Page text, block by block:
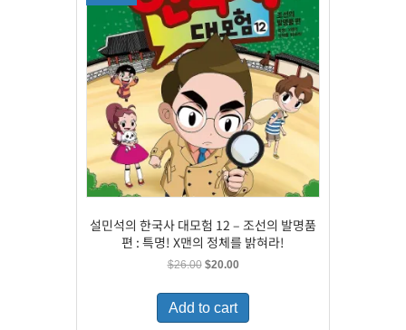
설민석의 한국사 대모험 12 – 조선의 발명품
편 : 특명! X맨의 정체를 밝혀라!
$26.00 Original
was:
$26.00.
$20.00Current
is:
$20.00.
Add to cart